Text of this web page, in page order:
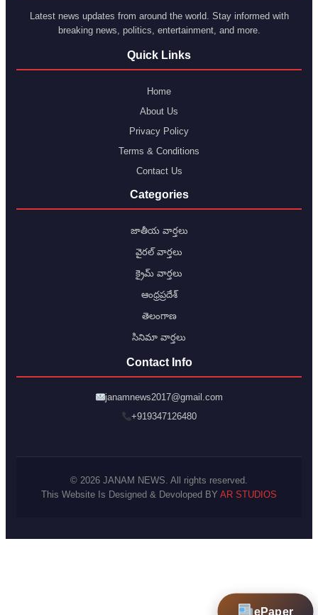
Latest news updates from around the world. Stay informed with
breaking news, politics, entertainment, and more.
Quick Links
Home
About Us
Privacy Policy
Terms & Conditions
Contact Us
Categories
జాతీయ వార్తలు
వైరల్ వార్తలు
క్రైమ్ వార్తలు
ఆంధ్రప్రదేశ్
తెలంగాణ
సినిమా వార్తలు
Contact Info
janamnews2017@gmail.com
+919347126480
© 2026 JANAM NEWS. All rights reserved.
This Website Is Designed & Devoloped BY AR STUDIOS
ePaper